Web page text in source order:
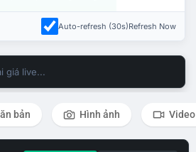
Auto-refresh (30s)Refresh Now
giá live...
bản Hình ảnh Video